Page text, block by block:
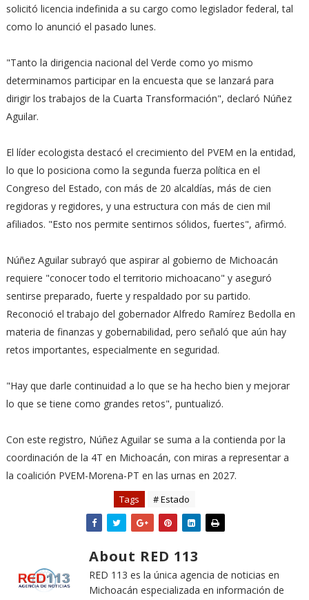
solicitó licencia indefinida a su cargo como legislador federal, tal
como lo anunció el pasado lunes.
"Tanto la dirigencia nacional del Verde como yo mismo
determinamos participar en la encuesta que se lanzará para
dirigir los trabajos de la Cuarta Transformación", declaró Núñez
Aguilar.
El líder ecologista destacó el crecimiento del PVEM en la entidad,
lo que lo posiciona como la segunda fuerza política en el
Congreso del Estado, con más de 20 alcaldías, más de cien
regidoras y regidores, y una estructura con más de cien mil
afiliados. "Esto nos permite sentirnos sólidos, fuertes", afirmó.
Núñez Aguilar subrayó que aspirar al gobierno de Michoacán
requiere "conocer todo el territorio michoacano" y aseguró
sentirse preparado, fuerte y respaldado por su partido.
Reconoció el trabajo del gobernador Alfredo Ramírez Bedolla en
materia de finanzas y gobernabilidad, pero señaló que aún hay
retos importantes, especialmente en seguridad.
"Hay que darle continuidad a lo que se ha hecho bien y mejorar
lo que se tiene como grandes retos", puntualizó.
Con este registro, Núñez Aguilar se suma a la contienda por la
coordinación de la 4T en Michoacán, con miras a representar a
la coalición PVEM-Morena-PT en las urnas en 2027.
Tags # Estado
About RED 113
RED 113 es la única agencia de noticias en
Michoacán especializada en información de